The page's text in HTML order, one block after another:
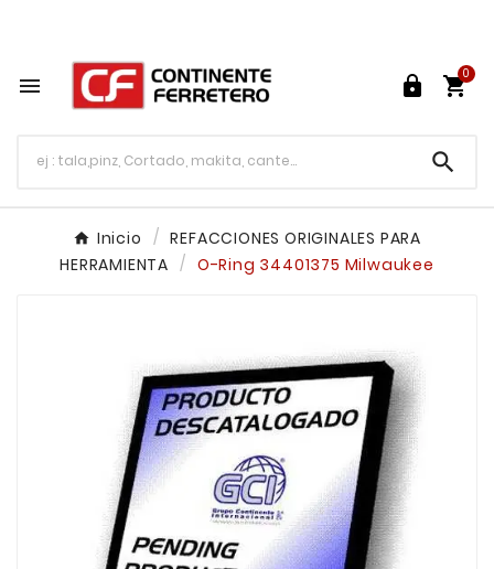
  
0

Inicio
REFACCIONES ORIGINALES PARA
HERRAMIENTA
O-Ring 34401375 Milwaukee